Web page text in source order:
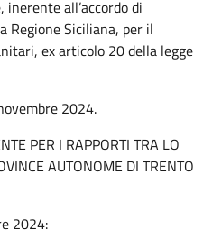
inerente all’accordo di
Regione Siciliana, per il
ex articolo 20 della legge
2024.
PER I RAPPORTI TRA LO
AUTONOME DI TRENTO
2024: